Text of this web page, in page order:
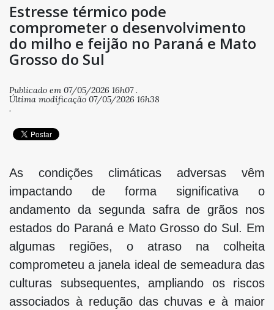
Estresse térmico pode
comprometer o desenvolvimento
do milho e feijão no Paraná e Mato
Grosso do Sul
Publicado em 07/05/2026 16h07 .
Última modificação 07/05/2026 16h38
.
As condições climáticas adversas vêm
impactando de forma significativa o
andamento da segunda safra de grãos nos
estados do Paraná e Mato Grosso do Sul. Em
algumas regiões, o atraso na colheita
comprometeu a janela ideal de semeadura das
culturas subsequentes, ampliando os riscos
associados à redução das chuvas e à maior